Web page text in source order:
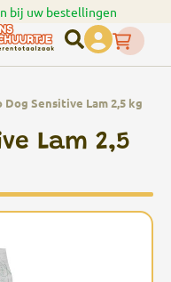
bestellingen
Dog Sensitive Lam 2,5 kg
Lam 2,5